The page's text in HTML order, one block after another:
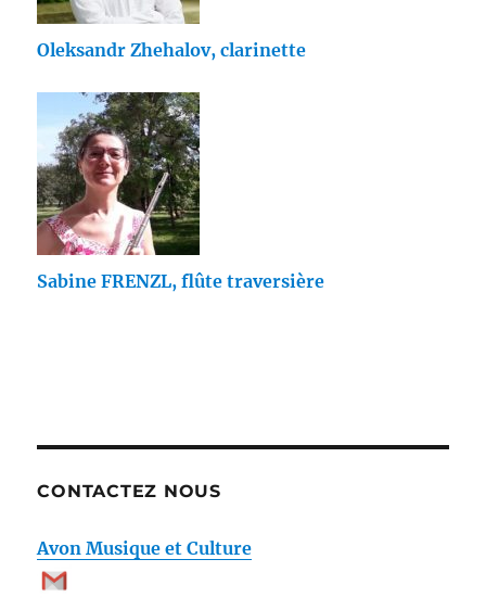
Oleksandr Zhehalov, clarinette
Sabine FRENZL, flûte traversière
CONTACTEZ NOUS
Avon Musique et Culture